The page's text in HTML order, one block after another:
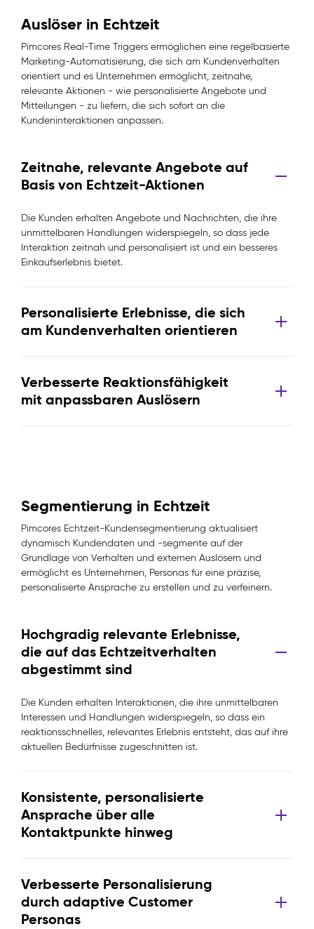
Auslöser in Echtzeit
Pimcores Real-Time Triggers ermöglichen eine regelbasierte
Marketing-Automatisierung, die sich am Kundenverhalten
orientiert und es Unternehmen ermöglicht, zeitnahe,
relevante Aktionen - wie personalisierte Angebote und
Mitteilungen - zu liefern, die sich sofort an die
Kundeninteraktionen anpassen.
Zeitnahe, relevante Angebote auf
Basis von Echtzeit-Aktionen
Die Kunden erhalten Angebote und Nachrichten, die ihre
unmittelbaren Handlungen widerspiegeln, so dass jede
Interaktion zeitnah und personalisiert ist und ein besseres
Einkaufserlebnis bietet.
Personalisierte Erlebnisse, die sich
am Kundenverhalten orientieren
Verbesserte Reaktionsfähigkeit
mit anpassbaren Auslösern
Segmentierung in Echtzeit
Pimcores Echtzeit-Kundensegmentierung aktualisiert
dynamisch Kundendaten und -segmente auf der
Grundlage von Verhalten und externen Auslösern und
ermöglicht es Unternehmen, Personas für eine präzise,
personalisierte Ansprache zu erstellen und zu verfeinern.
Hochgradig relevante Erlebnisse,
die auf das Echtzeitverhalten
abgestimmt sind
Die Kunden erhalten Interaktionen, die ihre unmittelbaren
Interessen und Handlungen widerspiegeln, so dass ein
reaktionsschnelles, relevantes Erlebnis entsteht, das auf ihre
aktuellen Bedürfnisse zugeschnitten ist.
Konsistente, personalisierte
Ansprache über alle
Kontaktpunkte hinweg
Verbesserte Personalisierung
durch adaptive Customer
Personas